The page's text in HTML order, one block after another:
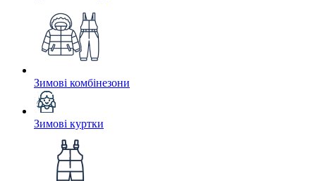
Зимові комбінезони
Зимові куртки